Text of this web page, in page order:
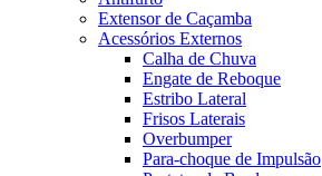
Extensor de Caçamba
Acessórios Externos
Calha de Chuva
Engate de Reboque
Estribo Lateral
Frisos Laterais
Overbumper
Para-choque de Impulsão